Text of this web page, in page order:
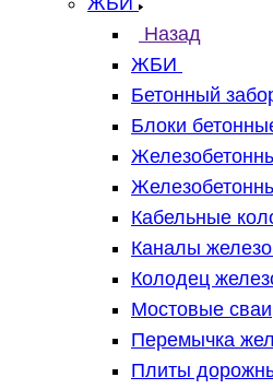
Назад
ЖБИ
Бетонный
Блоки
Кабельные
Каналы
Колодец
Мостовые сваи
Перемычка
Плиты